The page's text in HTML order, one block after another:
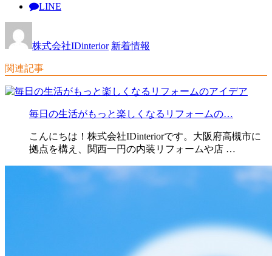
LINE
株式会社IDinterior 新着情報
関連記事
毎日の生活がもっと楽しくなるリフォームの…
こんにちは！株式会社IDinteriorです。大阪府高槻市に
拠点を構え、関西一円の内装リフォームや店 …